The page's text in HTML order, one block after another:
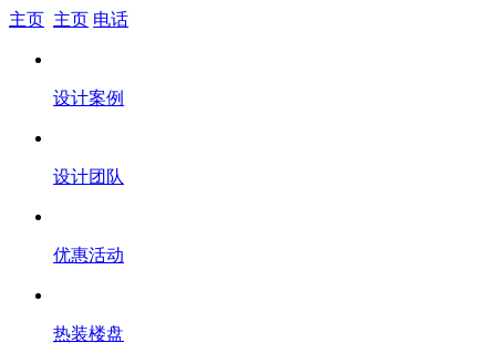
主页 主页 电话
设计案例
设计团队
优惠活动
热装楼盘